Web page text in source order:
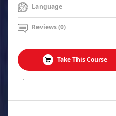
Language
Reviews (0)
Take This Course
.